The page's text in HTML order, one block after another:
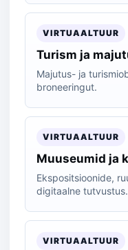
VIRTUAALTUUR
Turism ja
Majutus- ja
broneeringut.
VIRTUAALTUUR
Muuseumid ja
Ekspositsioonide,
digitaalne tutvustus.
VIRTUAALTUUR